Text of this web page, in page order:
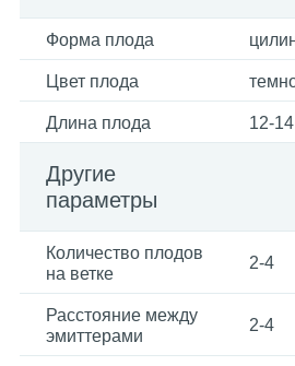
Форма плода
Цвет плода
Длина плода 12-
Другие
параметры
Количество плодов
на ветке
2-4
Расстояние между
эмиттерами
2-4